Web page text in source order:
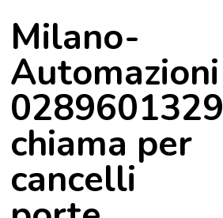
Milano-
Automazioni
0289601329
chiama per
cancelli